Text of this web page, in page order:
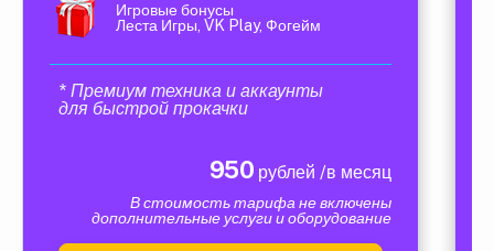
Игровые бонусы
Леста Игры, VK Play, Фогейм
* Премиум техника и аккаунты
для быстрой прокачки
950 рублей /в месяц
В стоимость тарифа не включены
дополнительные услуги и оборудование